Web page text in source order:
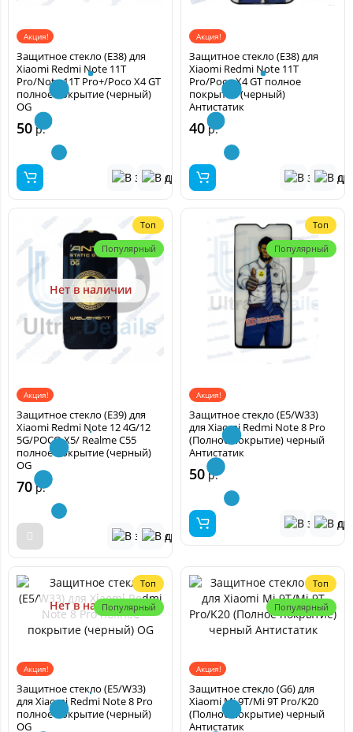
Акция!
Защитное стекло (E38) для
Xiaomi Redmi Note 11T
Pro/Note 11T Pro+/Poco X4 GT
полное покрытие (черный)
OG
50р.
Акция!
Защитное стекло (E38) для
Xiaomi Redmi Note 11T
Pro/Poco X4 GT полное
покрытие (черный)
Антистатик
40р.
Топ
Популярный
Нет в наличии
Акция!
Защитное стекло (E39) для
Xiaomi Redmi Note 12 4G/12
5G/POCO X5/ Realme C55
полное покрытие (черный)
OG
70р.
Топ
Популярный
Акция!
Защитное стекло (E5/W33)
для Xiaomi Redmi Note 8 Pro
(Полное покрытие) черный
Антистатик
50р.
Топ
Популярный
Нет в наличии
Акция!
Защитное стекло (E5/W33)
для Xiaomi Redmi Note 8 Pro
полное покрытие (черный)
OG
Топ
Популярный
Акция!
Защитное стекло (G6) для
Xiaomi Mi 9T/Mi 9T Pro/K20
(Полное покрытие) черный
Антистатик